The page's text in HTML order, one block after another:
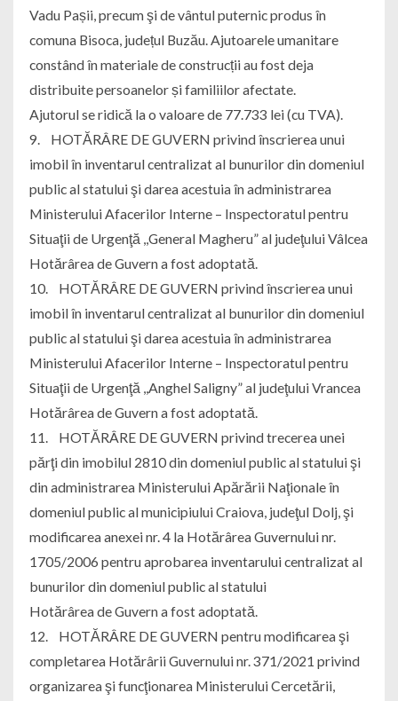
Vadu Pașii, precum şi de vântul puternic produs în
comuna Bisoca, județul Buzău. Ajutoarele umanitare
constând în materiale de construcții au fost deja
distribuite persoanelor și familiilor afectate.
Ajutorul se ridică la o valoare de 77.733 lei (cu TVA).
9. HOTĂRÂRE DE GUVERN privind înscrierea unui
imobil în inventarul centralizat al bunurilor din domeniul
public al statului şi darea acestuia în administrarea
Ministerului Afacerilor Interne – Inspectoratul pentru
Situaţii de Urgenţă ,,General Magheru” al judeţului Vâlcea
Hotărârea de Guvern a fost adoptată.
10. HOTĂRÂRE DE GUVERN privind înscrierea unui
imobil în inventarul centralizat al bunurilor din domeniul
public al statului şi darea acestuia în administrarea
Ministerului Afacerilor Interne – Inspectoratul pentru
Situaţii de Urgenţă ,,Anghel Saligny” al judeţului Vrancea
Hotărârea de Guvern a fost adoptată.
11. HOTĂRÂRE DE GUVERN privind trecerea unei
părţi din imobilul 2810 din domeniul public al statului şi
din administrarea Ministerului Apărării Naţionale în
domeniul public al municipiului Craiova, judeţul Dolj, şi
modificarea anexei nr. 4 la Hotărârea Guvernului nr.
1705/2006 pentru aprobarea inventarului centralizat al
bunurilor din domeniul public al statului
Hotărârea de Guvern a fost adoptată.
12. HOTĂRÂRE DE GUVERN pentru modificarea şi
completarea Hotărârii Guvernului nr. 371/2021 privind
organizarea şi funcţionarea Ministerului Cercetării,